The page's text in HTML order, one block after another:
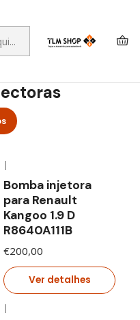
Bombas injectoras
|
Bomba injetora
para Renault
Kangoo 1.9 D
R8640A111B
€200,00
Ver detalhes
|